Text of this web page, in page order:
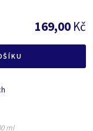
169,00 Kč
ml